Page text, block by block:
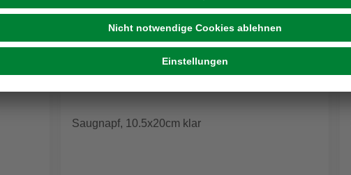
Saugnapf, 10.5x20cm klar